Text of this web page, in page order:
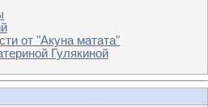
от "Акуна матата"
Гулякиной